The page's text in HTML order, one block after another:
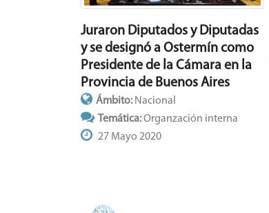
Juraron Diputados y Diputadas
y se designó a Ostermín como
Presidente de la Cámara en la
Provincia de Buenos Aires
Ámbito:Nacional
Temática:Organzación interna
27 Mayo 2020